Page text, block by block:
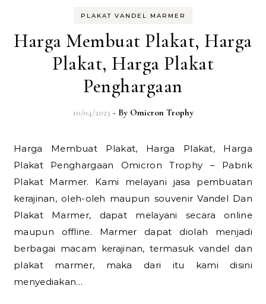
PLAKAT VANDEL MARMER
Harga Membuat Plakat, Harga
Plakat, Harga Plakat
Penghargaan
10/04/2023 - By Omicron Trophy
Harga Membuat Plakat, Harga Plakat, Harga
Plakat Penghargaan Omicron Trophy – Pabrik
Plakat Marmer. Kami melayani jasa pembuatan
kerajinan, oleh-oleh maupun souvenir Vandel Dan
Plakat Marmer, dapat melayani secara online
maupun offline. Marmer dapat diolah menjadi
berbagai macam kerajinan, termasuk vandel dan
plakat marmer, maka dari itu kami disini
menyediakan…